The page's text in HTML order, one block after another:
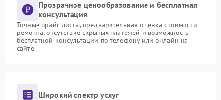
Прозрачное ценообразование и бесплатная
консультация
Точные прайс-листы, предварительная оценка стоимости
ремонта, отсутствие скрытых платежей и возможность
бесплатной консультации по телефону или онлайн на
сайте
Широкий спектр услуг